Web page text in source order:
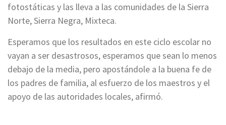
fotostáticas y las lleva a las comunidades de la Sierra
Norte, Sierra Negra, Mixteca.
Esperamos que los resultados en este ciclo escolar no
vayan a ser desastrosos, esperamos que sean lo menos
debajo de la media, pero apostándole a la buena fe de
los padres de familia, al esfuerzo de los maestros y el
apoyo de las autoridades locales, afirmó.